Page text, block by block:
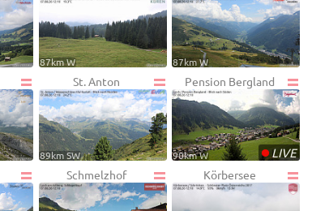
87km W 87km W
St. Anton
89km SW
Pension Bergland
•LIVE
90km W
Schmelzhof Körbersee